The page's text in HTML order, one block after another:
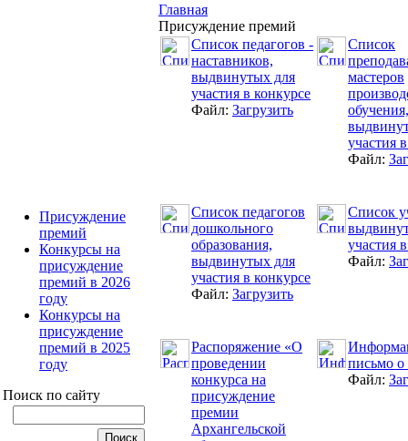
Присуждение
премий
Конкурсы на
присуждение
премий в 2026
году
Конкурсы на
присуждение
премий в 2025
году
Поиск по сайту
Главная
Присуждение премий
Список педагогов -
наставников,
выдвинутых для
участия в конкурсе
Файл: Загрузить
Список
мастеров
обучения,
участия
Файл:
Список педагогов
дошкольного
образования,
выдвинутых для
участия в конкурсе
Файл: Загрузить
Список
участия
Файл:
Распоряжение «О
проведении
конкурса на
присуждение
премии
Архангельской
письмо о
Файл: